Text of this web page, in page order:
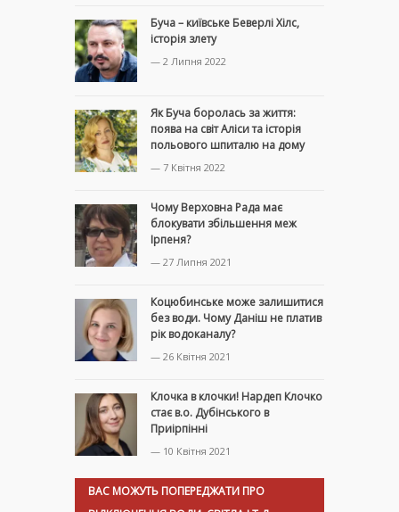
Буча – київське Беверлі Хілс,
історія злету
— 2 Липня 2022
Як Буча боролась за життя:
поява на світ Аліси та історія
польового шпиталю на дому
— 7 Квітня 2022
Чому Верховна Рада має
блокувати збільшення меж
Ірпеня?
— 27 Липня 2021
Коцюбинське може залишитися
без води. Чому Даніш не платив
рік водоканалу?
— 26 Квітня 2021
Клочка в клочки! Нардеп Клочко
стає в.о. Дубінського в
Приірпінні
— 10 Квітня 2021
ВАС МОЖУТЬ ПОПЕРЕДЖАТИ ПРО